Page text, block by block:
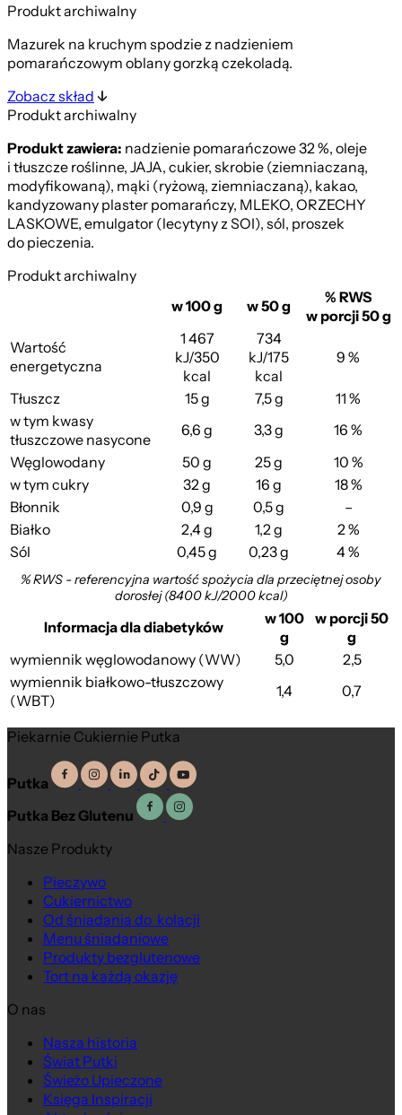
Produkt archiwalny
Mazurek na kruchym spodzie z nadzieniem
pomarańczowym oblany gorzką czekoladą.
Zobacz skład
Produkt archiwalny
Produkt zawiera: nadzienie pomarańczowe 32 %, oleje
i tłuszcze roślinne, JAJA, cukier, skrobie (ziemniaczaną,
modyfikowaną), mąki (ryżową, ziemniaczaną), kakao,
kandyzowany plaster pomarańczy, MLEKO, ORZECHY
LASKOWE, emulgator (lecytyny z SOI), sól, proszek
do pieczenia.
Produkt archiwalny
w 100 g
w 50 g
% RWS
w porcji 50 g
Wartość
energetyczna
1 467
kJ/350
kcal
734
kJ/175
kcal
9 %
Tłuszcz 15 g 7,5 g
11 %
w tym kwasy
tłuszczowe nasycone
6,6 g 3,3 g
16 %
Węglowodany
50 g 25 g
10 %
w tym cukry
32 g 16 g
18 %
Błonnik
0,9 g 0,5 g
–
Białko
2,4 g 1,2 g
2 %
Sól
0,45 g 0,23 g 4 %
% RWS - referencyjna wartość spożycia dla przeciętnej osoby
dorosłej (8400 kJ/2000 kcal)
Informacja dla diabetyków
w 100
g
w porcji 50
g
wymiennik węglowodanowy (WW)
5,0
2,5
wymiennik białkowo-tłuszczowy
(WBT)
1,4 0,7
Piekarnie Cukiernie Putka
Putka
Putka Bez Glutenu
Nasze Produkty
Pieczywo
Cukiernictwo
Od śniadania do kolacji
Menu śniadaniowe
Produkty bezglutenowe
Tort na każdą okazję
O nas
Nasza historia
Świat Putki
Świeżo Upieczone
Księga Inspiracji